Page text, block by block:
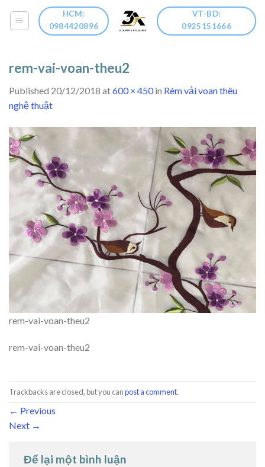
HCM:
0984420896
VT-BD:
0925151666
rem-vai-voan-theu2
Published 20/12/2018 at600 × 450in Rèm vải voan thêu
nghệ thuật
rem-vai-voan-theu2
rem-vai-voan-theu2
Trackbacks are closed, but you canpost a comment.
← Previous
Next →
Để lại một bình luận